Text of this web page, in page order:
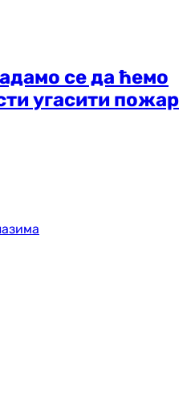
се да ћемо
угасити пожар